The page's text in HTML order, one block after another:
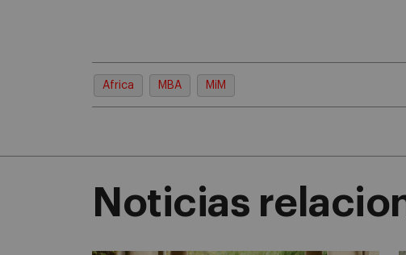
Africa MBA MiM
Noticias